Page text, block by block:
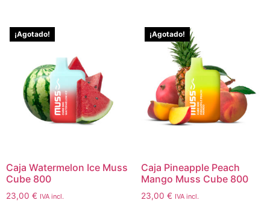
¡Agotado!
Caja Watermelon Ice Muss
Cube 800
23,00 € IVA incl.
¡Agotado!
Caja Pineapple Peach
Mango Muss Cube 800
23,00 € IVA incl.